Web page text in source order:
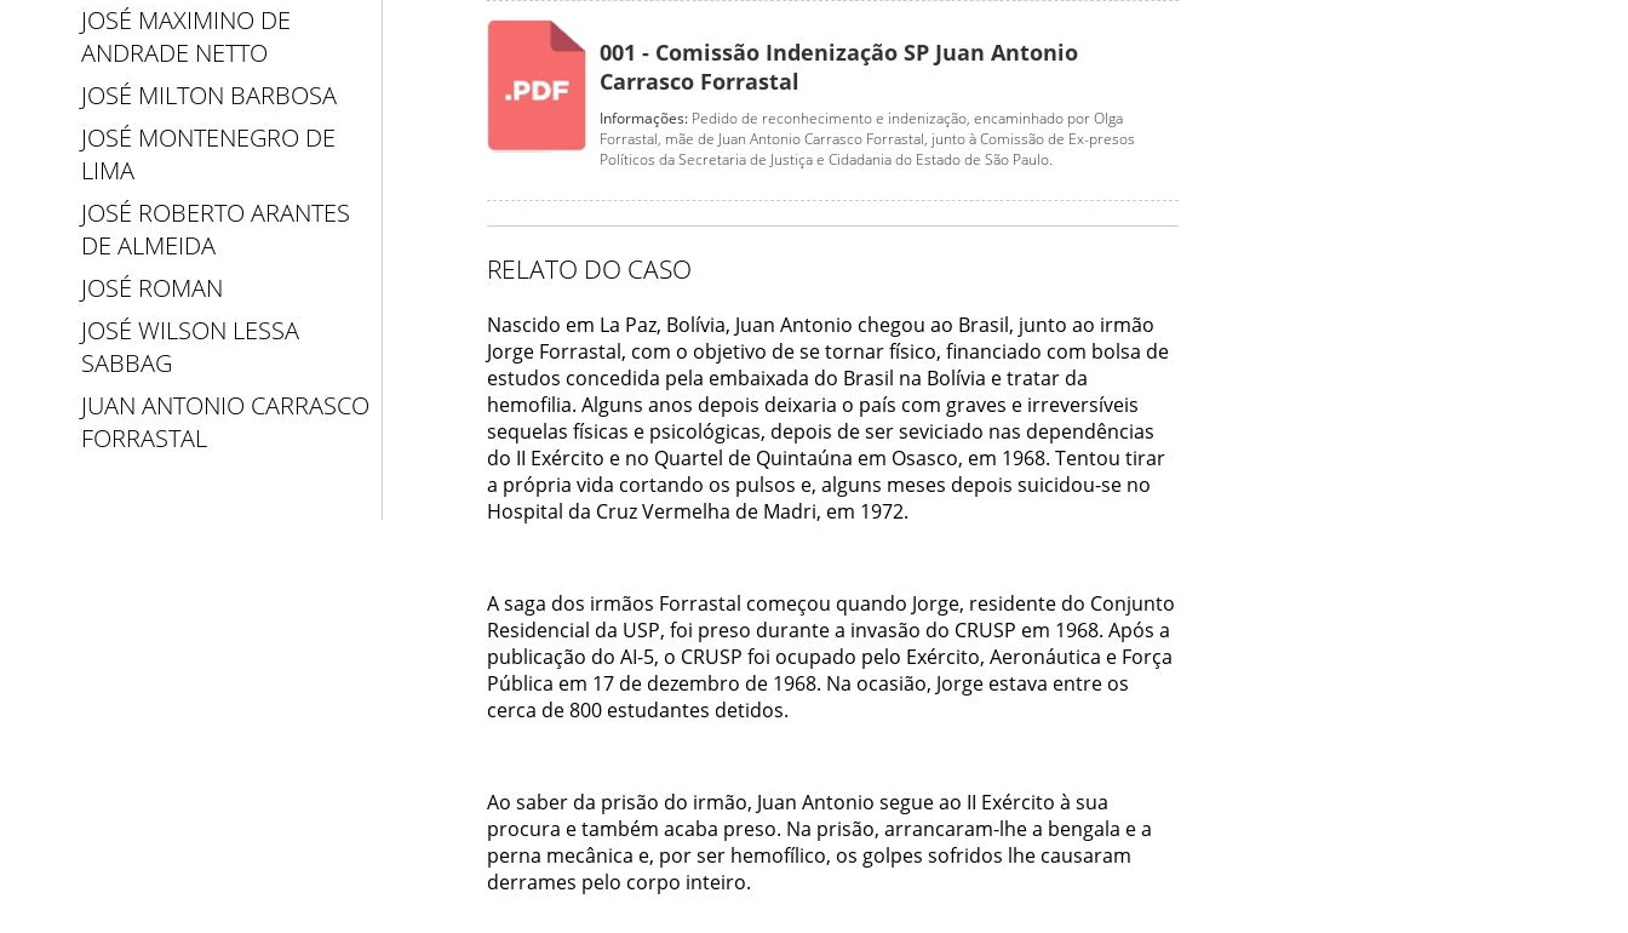
JOSÉ MAXIMINO DE
ANDRADE NETTO
JOSÉ MILTON BARBOSA
JOSÉ MONTENEGRO DE
LIMA
JOSÉ ROBERTO ARANTES
DE ALMEIDA
JOSÉ ROMAN
JOSÉ WILSON LESSA
SABBAG
JUAN ANTONIO CARRASCO
FORRASTAL
001 - Comissão Indenização SP Juan Antonio
Carrasco Forrastal
Informações: Pedido de reconhecimento e indenização, encaminhado por Olga
Forrastal, mãe de Juan Antonio Carrasco Forrastal, junto à Comissão de Ex-presos
Políticos da Secretaria de Justiça e Cidadania do Estado de São Paulo.
RELATO DO CASO
Nascido em La Paz, Bolívia, Juan Antonio chegou ao Brasil, junto ao irmão
Jorge Forrastal, com o objetivo de se tornar físico, financiado com bolsa de
estudos concedida pela embaixada do Brasil na Bolívia e tratar da
hemofilia. Alguns anos depois deixaria o país com graves e irreversíveis
sequelas físicas e psicológicas, depois de ser seviciado nas dependências
do II Exército e no Quartel de Quintaúna em Osasco, em 1968. Tentou tirar
a própria vida cortando os pulsos e, alguns meses depois suicidou-se no
Hospital da Cruz Vermelha de Madri, em 1972.
A saga dos irmãos Forrastal começou quando Jorge, residente do Conjunto
Residencial da USP, foi preso durante a invasão do CRUSP em 1968. Após a
publicação do AI-5, o CRUSP foi ocupado pelo Exército, Aeronáutica e Força
Pública em 17 de dezembro de 1968. Na ocasião, Jorge estava entre os
cerca de 800 estudantes detidos.
Ao saber da prisão do irmão, Juan Antonio segue ao II Exército à sua
procura e também acaba preso. Na prisão, arrancaram-lhe a bengala e a
perna mecânica e, por ser hemofílico, os golpes sofridos lhe causaram
derrames pelo corpo inteiro.